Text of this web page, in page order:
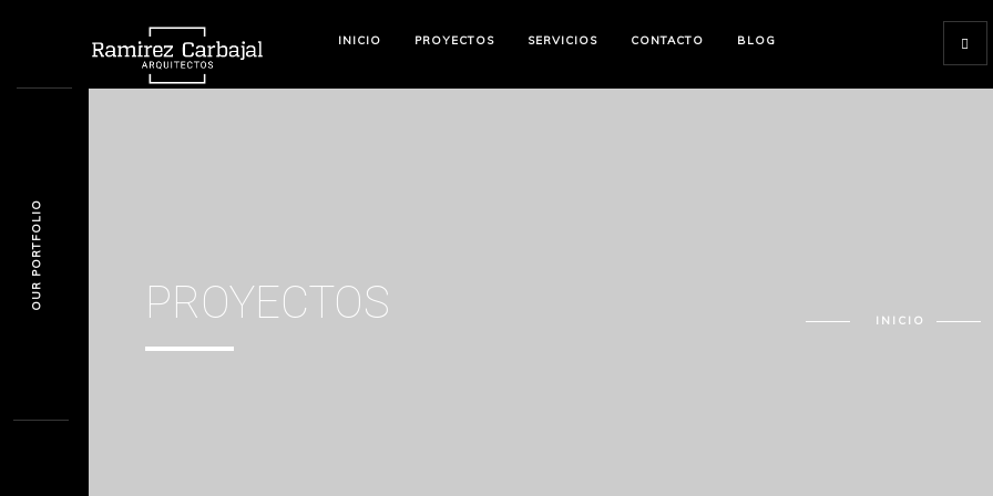
INICIO PROYECTOS SERVICIOS CONTACTO BLOG
PROYECTOS INICIO
OUR PORTFOLIO